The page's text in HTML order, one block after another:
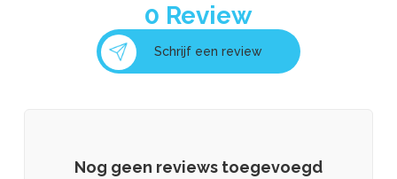
0 Review
Schrijf een review
Nog geen reviews toegevoegd